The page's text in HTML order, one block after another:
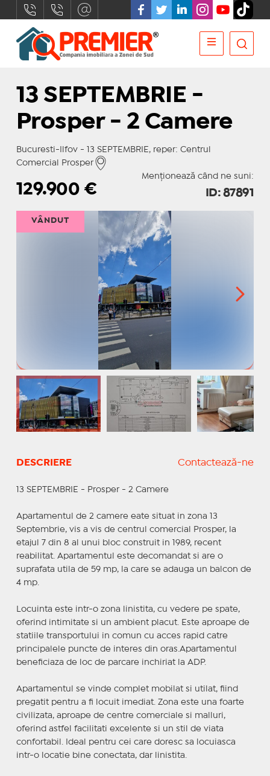
13 SEPTEMBRIE -
Prosper - 2 Camere
Bucuresti-Ilfov - 13 SEPTEMBRIE, reper: Centrul
Comercial Prosper
Menționează când ne suni:
129.900 € ID: 87891
VÂNDUT
DESCRIERE Contactează-ne
13 SEPTEMBRIE - Prosper - 2 Camere
Apartamentul de 2 camere eate situat in zona 13
Septembrie, vis a vis de centrul comercial Prosper, la
etajul 7 din 8 al unui bloc construit in 1989, recent
reabilitat. Apartamentul este decomandat si are o
suprafata utila de 59 mp, la care se adauga un balcon de
4 mp.
Locuinta este intr-o zona linistita, cu vedere pe spate,
oferind intimitate si un ambient placut. Este aproape de
statiile transportului in comun cu acces rapid catre
principalele puncte de interes din oras.Apartamentul
beneficiaza de loc de parcare inchiriat la ADP.
Apartamentul se vinde complet mobilat si utilat, fiind
pregatit pentru a fi locuit imediat. Zona este una foarte
civilizata, aproape de centre comerciale si malluri,
oferind astfel facilitati excelente si un stil de viata
confortabil. Ideal pentru cei care doresc sa locuiasca
intr-o locatie bine conectata, dar linistita.